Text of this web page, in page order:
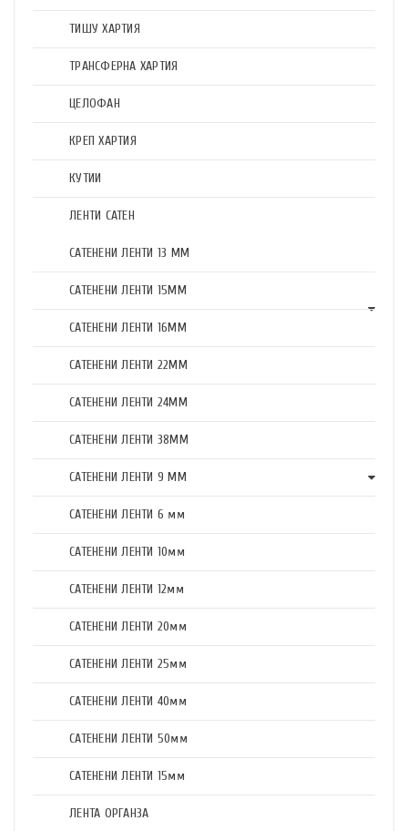
ТИШУ ХАРТИЯ
ТРАНСФЕРНА ХАРТИЯ
ЦЕЛОФАН
КРЕП ХАРТИЯ
КУТИИ
ЛЕНТИ САТЕН
САТЕНЕНИ ЛЕНТИ 13 ММ
САТЕНЕНИ ЛЕНТИ 15ММ
САТЕНЕНИ ЛЕНТИ 16ММ
САТЕНЕНИ ЛЕНТИ 22ММ
САТЕНЕНИ ЛЕНТИ 24ММ
САТЕНЕНИ ЛЕНТИ 38ММ
САТЕНЕНИ ЛЕНТИ 9 ММ
САТЕНЕНИ ЛЕНТИ 6 мм
САТЕНЕНИ ЛЕНТИ 10мм
САТЕНЕНИ ЛЕНТИ 12мм
САТЕНЕНИ ЛЕНТИ 20мм
САТЕНЕНИ ЛЕНТИ 25мм
САТЕНЕНИ ЛЕНТИ 40мм
САТЕНЕНИ ЛЕНТИ 50мм
САТЕНЕНИ ЛЕНТИ 15мм
ЛЕНТА ОРГАНЗА